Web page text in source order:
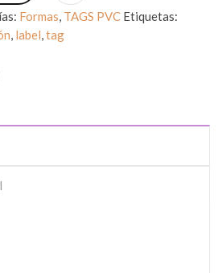
Formas, TAGS PVC Etiquetas:
, label,tag